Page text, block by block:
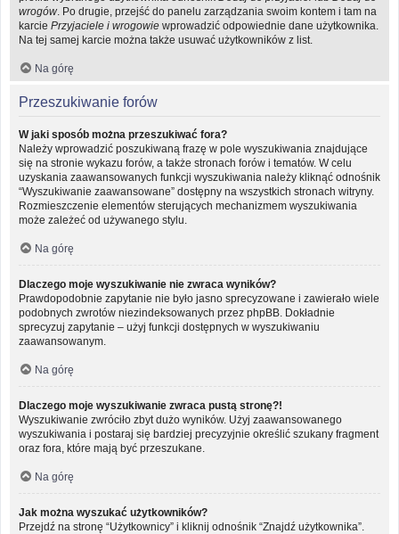
wrogów . Po drugie, przejść do panelu zarządzania swoim kontem i tam na
karcie Przyjaciele i wrogowie wprowadzić odpowiednie dane użytkownika.
Na tej samej karcie można także usuwać użytkowników z list.
Na górę
Przeszukiwanie forów
W jaki sposób można przeszukiwać fora?
Należy wprowadzić poszukiwaną frazę w pole wyszukiwania znajdujące
się na stronie wykazu forów, a także stronach forów i tematów. W celu
uzyskania zaawansowanych funkcji wyszukiwania należy kliknąć odnośnik
“Wyszukiwanie zaawansowane” dostępny na wszystkich stronach witryny.
Rozmieszczenie elementów sterujących mechanizmem wyszukiwania
może zależeć od używanego stylu.
Na górę
Dlaczego moje wyszukiwanie nie zwraca wyników?
Prawdopodobnie zapytanie nie było jasno sprecyzowane i zawierało wiele
podobnych zwrotów niezindeksowanych przez phpBB. Dokładnie
sprecyzuj zapytanie – użyj funkcji dostępnych w wyszukiwaniu
zaawansowanym.
Na górę
Dlaczego moje wyszukiwanie zwraca pustą stronę?!
Wyszukiwanie zwróciło zbyt dużo wyników. Użyj zaawansowanego
wyszukiwania i postaraj się bardziej precyzyjnie określić szukany fragment
oraz fora, które mają być przeszukane.
Na górę
Jak można wyszukać użytkowników?
Przejdź na stronę “Użytkownicy” i kliknij odnośnik “Znajdź użytkownika”.